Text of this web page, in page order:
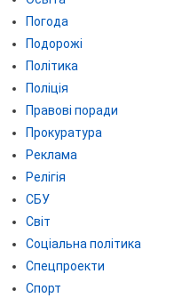
Погода
Подорожі
Політика
Поліція
Правові поради
Прокуратура
Реклама
Релігія
СБУ
Світ
Соціальна політика
Спецпроекти
Спорт